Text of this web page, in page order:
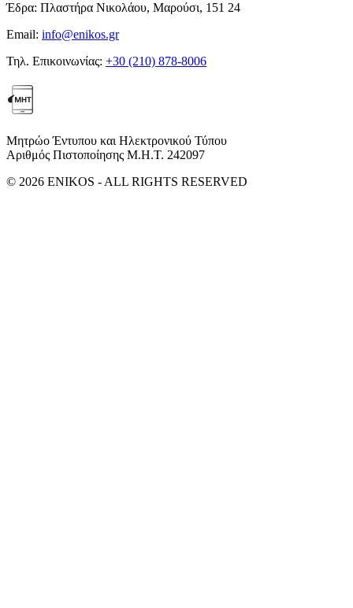
Έδρα: Πλαστήρα Νικολάου, Μαρούσι, 151 24
Email: info@enikos.gr
Τηλ. Επικοινωνίας: +30 (210) 878-8006
Μητρώο Έντυπου και Ηλεκτρονικού Τύπου
Αριθμός Πιστοποίησης Μ.Η.Τ. 242097
© 2026 ENIKOS - ALL RIGHTS RESERVED